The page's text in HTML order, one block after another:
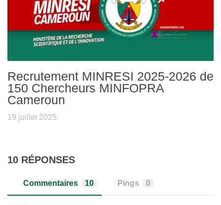
Recrutement MINRESI 2025-2026 de
150 Chercheurs MINFOPRA
Cameroun
19 juillet 2025
10 RÉPONSES
Commentaires 10 Pings 0